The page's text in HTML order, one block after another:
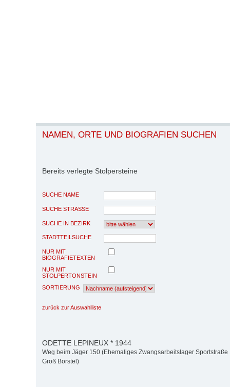
NAMEN, ORTE UND BIOGRAFIEN SUCHEN
Bereits verlegte Stolpersteine
SUCHE NAME
SUCHE STRASSE
SUCHE IN BEZIRK
STADTTEILSUCHE
NUR MIT
BIOGRAFIETEXTEN
NUR MIT
STOLPERTONSTEIN
SORTIERUNG
zurück zur Auswahlliste
ODETTE LEPINEUX * 1944
Weg beim Jäger 150 (Ehemaliges Zwangsarbeitslager
Groß Borstel)